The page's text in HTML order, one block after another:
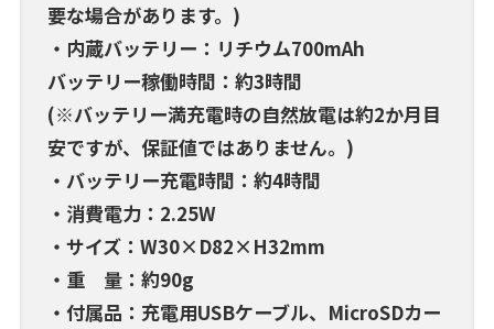
要な場合があります。)
・内蔵バッテリー：リチウム700mAh
バッテリー稼働時間：約3時間
(※バッテリー満充電時の自然放電は約2か月目
安ですが、保証値ではありません。)
・バッテリー充電時間：約4時間
・消費電力：2.25W
・サイズ：W30×D82×H32mm
・重 量：約90g
・付属品：充電用USBケーブル、MicroSDカー